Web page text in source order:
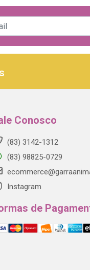
Conosco
(83) 3142-1312
(83) 98825-0729
Instagram
de